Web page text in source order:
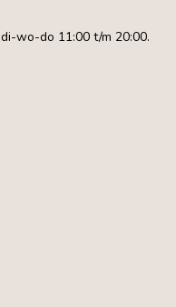
wo-do 11:00 t/m 20:00.